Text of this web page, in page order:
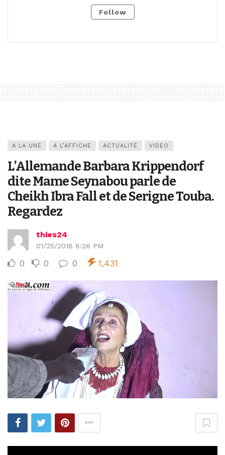
Follow
A LA UNE A L’AFFICHE ACTUALITÉ VIDEO
L’Allemande Barbara Krippendorf
dite Mame Seynabou parle de
Cheikh Ibra Fall et de Serigne Touba.
Regardez
thies24
01/25/2018 8:26 PM
0 0 0 1,431